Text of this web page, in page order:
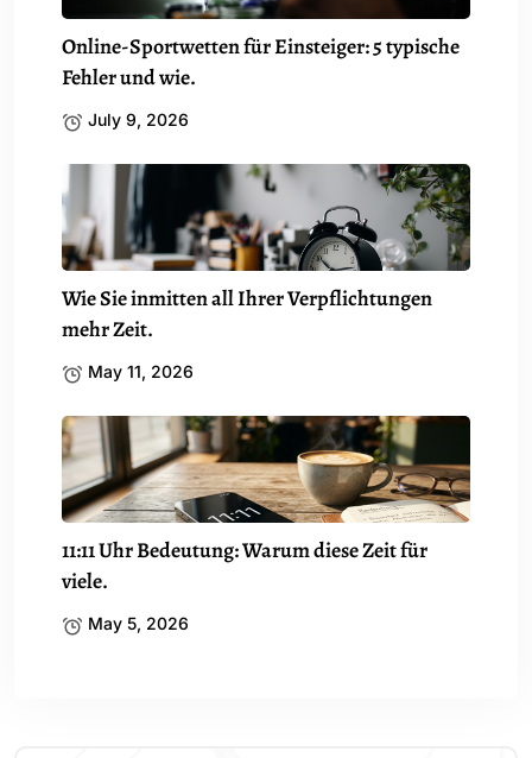
Online-Sportwetten für Einsteiger: 5 typische
Fehler und wie.
July 9, 2026
Wie Sie inmitten all Ihrer Verpflichtungen
mehr Zeit.
May 11, 2026
11:11 Uhr Bedeutung: Warum diese Zeit für
viele.
May 5, 2026